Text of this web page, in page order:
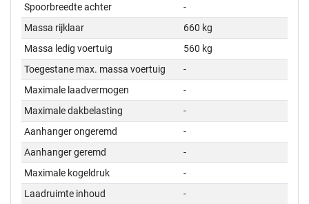
Spoorbreedte achter
-
Massa rijklaar
660 kg
Massa ledig voertuig
560 kg
Toegestane max. massa voertuig
-
Maximale laadvermogen
-
Maximale dakbelasting
-
Aanhanger ongeremd
-
Aanhanger geremd
-
Maximale kogeldruk
-
Laadruimte inhoud
-